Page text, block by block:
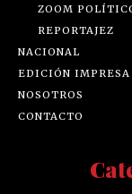
ZOOM
REPORTAJEZ
NACIONAL
EDICIÓN IMPRESA
NOSOTROS
CONTACTO